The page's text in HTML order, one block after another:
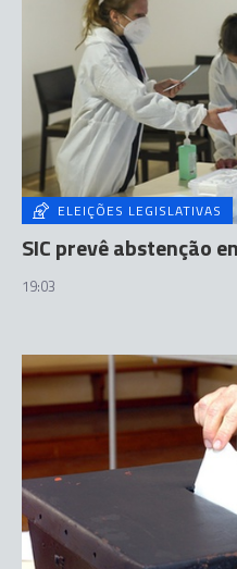
ELEIÇÕES LEGISLATIVAS
SIC prevê abstenção
19:03